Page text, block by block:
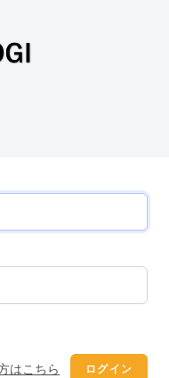
はこちら ログイン